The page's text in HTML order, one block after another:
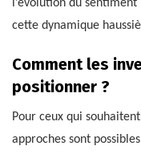
l’évolution du
cette dynamique
Comment les
positionner ?
Pour ceux qui
approches sont